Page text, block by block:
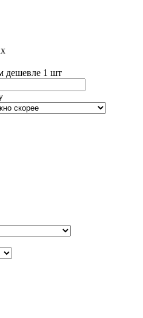
дешевле 1 шт